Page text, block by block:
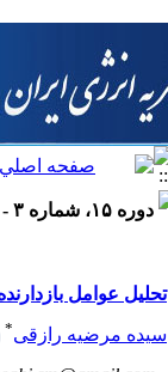
دوره ۱۵، شماره ۳ - ( ۷-۱۳۹۱ )
تحلیل عوامل
سیده مرضیه رازقی*